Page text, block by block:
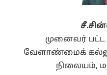
முனைவர்
வேளாண்மைக்
நிலையம்,